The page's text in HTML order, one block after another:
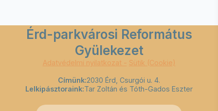
Érd-parkvárosi Református
Gyülekezet
Adatvédelmi nyilatkozat - Sütik (Cookie)
Címünk:2030 Érd, Csurgói u. 4.
Lelkipásztoraink:Tar Zoltán és Tóth-Gados Eszter